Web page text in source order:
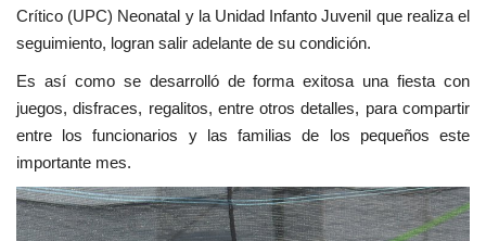
Crítico (UPC) Neonatal y la Unidad Infanto Juvenil que realiza el
seguimiento, logran salir adelante de su condición.
Es así como se desarrolló de forma exitosa una fiesta con
juegos, disfraces, regalitos, entre otros detalles, para compartir
entre los funcionarios y las familias de los pequeños este
importante mes.